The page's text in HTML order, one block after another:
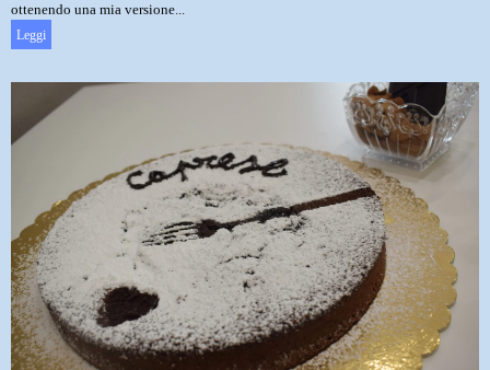
ottenendo una mia versione...
Leggi